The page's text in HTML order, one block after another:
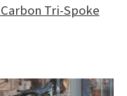
Tri-Spoke